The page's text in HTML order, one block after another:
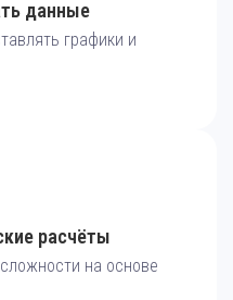
данные
графики и
расчёты
на основе